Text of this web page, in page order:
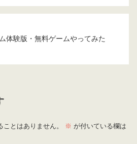
体験版・無料ゲームやってみた
とはありません。 ※ が付いている欄は